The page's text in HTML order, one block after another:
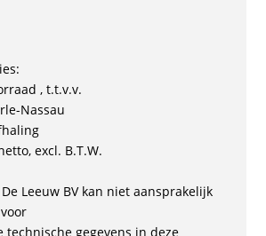
, t.t.v.v.
Nassau
excl. B.T.W.
Leeuw BV kan niet aansprakelijk
technische gegevens in deze